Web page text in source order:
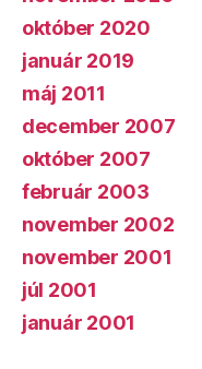
október 2020
január 2019
máj 2011
december 2007
október 2007
február 2003
november 2002
november 2001
júl 2001
január 2001